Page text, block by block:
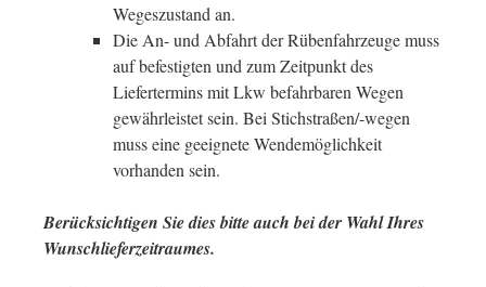
Wegeszustand an.
Die An- und Abfahrt der Rübenfahrzeuge muss
auf befestigten und zum Zeitpunkt des
Liefertermins mit Lkw befahrbaren Wegen
gewährleistet sein. Bei Stichstraßen/-wegen
muss eine geeignete Wendemöglichkeit
vorhanden sein.
Berücksichtigen Sie dies bitte auch bei der Wahl Ihres
Wunschlieferzeitraumes.